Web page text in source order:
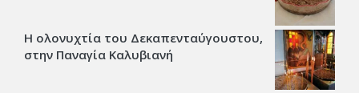
Η ολονυχτία του Δεκαπενταύγουστου,
στην Παναγία Καλυβιανή